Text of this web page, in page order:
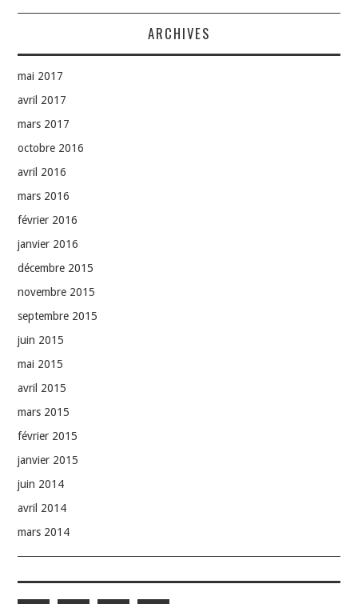
ARCHIVES
mai 2017
avril 2017
mars 2017
octobre 2016
avril 2016
mars 2016
février 2016
janvier 2016
décembre 2015
novembre 2015
septembre 2015
juin 2015
mai 2015
avril 2015
mars 2015
février 2015
janvier 2015
juin 2014
avril 2014
mars 2014